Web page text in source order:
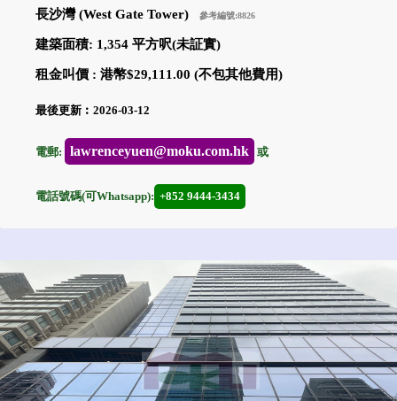
長沙灣 (West Gate Tower) 參考編號:8826
建築面積: 1,354 平方呎(未証實)
租金叫價 : 港幣$29,111.00 (不包其他費用)
最後更新︰2026-03-12
電郵: lawrenceyuen@moku.com.hk 或
電話號碼(可Whatsapp): +852 9444-3434